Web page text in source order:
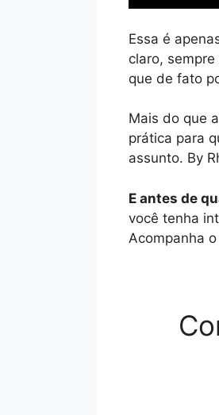
Essa é
claro,
que de fato
Mais do que
prática para
assunto. By
E antes de
você tenha
Acompanha